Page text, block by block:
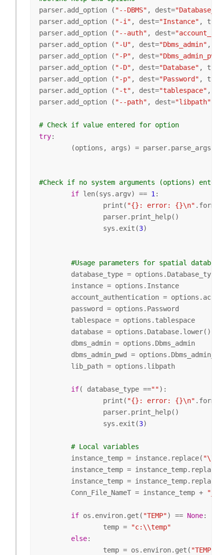
parser.add_option ( "--DBMS" , dest=
parser.add_option ( "-i" , dest="Instance" ,
parser.add_option ( "--auth" , dest=
parser.add_option ( "-U" , dest="Dbms_admin" ,
parser.add_option ( "-P" , dest="Dbms_admin_pwd"
parser.add_option ( "-D" , dest="Database" ,
parser.add_option ( "-p" , dest="Password" ,
parser.add_option ( "-t" , dest="tablespace" ,
parser.add_option ( "--path" , dest="libpath"
# Check if value entered for option
try:
#Check if no system arguments (options)
if len(sys.argv) == 1:
		print(
"{}: error: {}\n"
		sys.exit(
3)
#Usage parameters for spatial
if( database_type ==""):
		print(
"{}: error: {}\n"
		sys.exit(
3)
# Local variables
	instance_temp = instance.replace(
"\\"
	instance_temp = instance_temp.replace(
	instance_temp = instance_temp.replace(
	Conn_File_NameT = instance_temp +
"_"
if os.environ.get( "TEMP") == None:
		temp =
"c:\\temp"
else:
		temp = os.environ.get(
"TEMP"